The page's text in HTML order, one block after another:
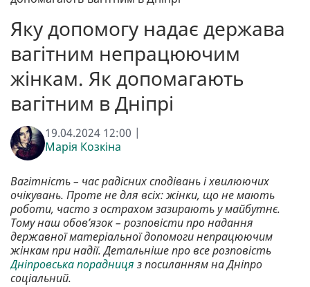
Яку допомогу надає держава
вагітним непрацюючим
жінкам. Як допомагають
вагітним в Дніпрі
19.04.2024 12:00 |
Марія Козкіна
Вагітність – час радісних сподівань і хвилюючих
очікувань. Проте не для всіх: жінки, що не мають
роботи, часто з острахом зазирають у майбутнє.
Тому наш обов’язок – розповісти про надання
державної матеріальної допомоги непрацюючим
жінкам при надії. Детальніше про все розповість
Дніпровська порадниця з посиланням на Дніпро
соціальний.